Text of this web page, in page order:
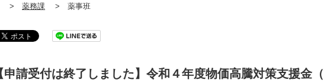
> 薬務課 > 薬事班
申請受付は終了しました】令和４年度物価高騰対策支援金